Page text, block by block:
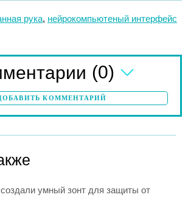
рука, нейрокомпьютеный интерфейс
(0)
КОММЕНТАРИЙ
умный зонт для защиты от